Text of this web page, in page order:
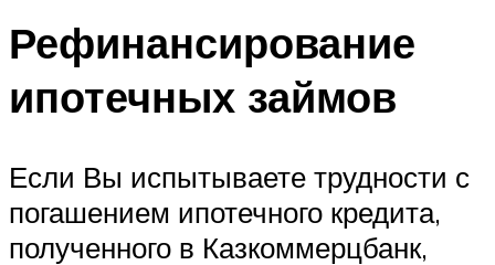
Рефинансирование
ипотечных займов
Если Вы испытываете трудности с
погашением ипотечного кредита,
полученного в Казкоммерцбанк,